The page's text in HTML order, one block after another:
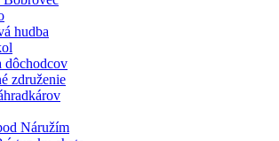
hudba
dôchodcov
združenie
Náružím